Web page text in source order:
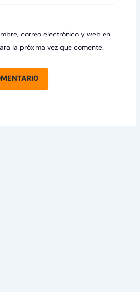
correo electrónico y web en
la próxima vez que comente.